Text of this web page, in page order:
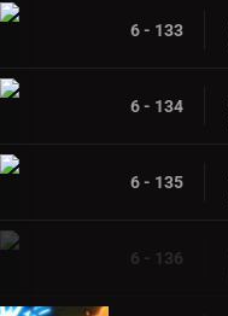
6 - 133
6 - 134
6 - 135
6 - 136